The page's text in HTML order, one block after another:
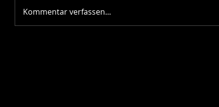
Kommentar verfassen...